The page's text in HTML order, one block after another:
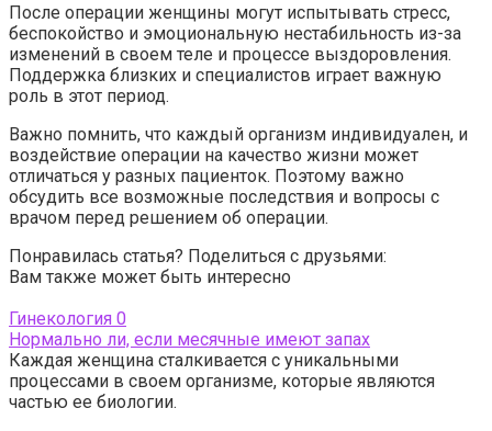
После операции женщины могут испытывать стресс,
беспокойство и эмоциональную нестабильность из-за
изменений в своем теле и процессе выздоровления.
Поддержка близких и специалистов играет важную
роль в этот период.
Важно помнить, что каждый организм индивидуален, и
воздействие операции на качество жизни может
отличаться у разных пациенток. Поэтому важно
обсудить все возможные последствия и вопросы с
врачом перед решением об операции.
Понравилась статья? Поделиться с друзьями:
Вам также может быть интересно
Гинекология 0
Нормально ли, если месячные имеют запах
Каждая женщина сталкивается с уникальными
процессами в своем организме, которые являются
частью ее биологии.